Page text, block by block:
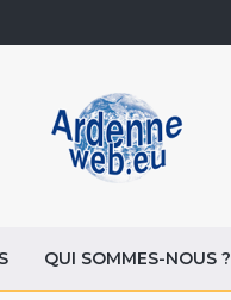
QUI SOMMES-NOUS ?